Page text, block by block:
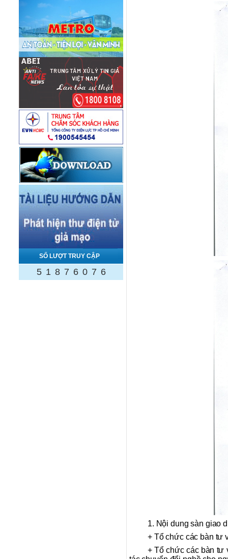
SỐ LƯỢT TRUY CẬP
5 1 8 7 6 0 7 6
1. Nội dung sàn giao
+ Tổ chức các bàn tư
+ Tổ chức các bàn tư